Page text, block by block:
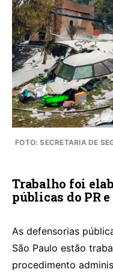
FOTO: SECRETARIA DE
Trabalho foi
públicas do PR e
As defensorias
São Paulo estão
procedimento